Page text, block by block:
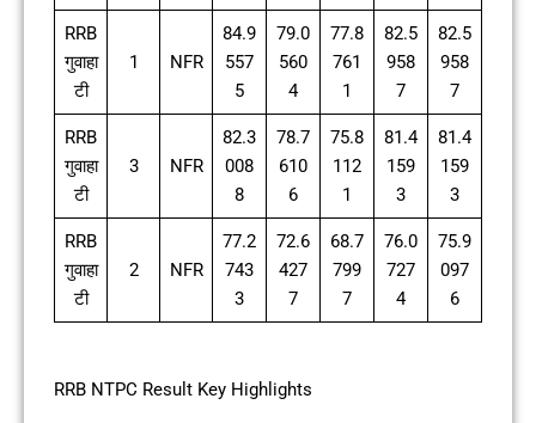
RRB
गुवाहा
टी
1 NFR
84.9
557
5
79.0
560
4
77.8
761
1
82.5
958
7
82.5
958
7
RRB
गुवाहा
टी
3 NFR
82.3
008
8
78.7
610
6
75.8
112
1
81.4
159
3
81.4
159
3
RRB
गुवाहा
टी
2 NFR
77.2
743
3
72.6
427
7
68.7
799
7
76.0
727
4
75.9
097
6
RRB NTPC Result Key Highlights